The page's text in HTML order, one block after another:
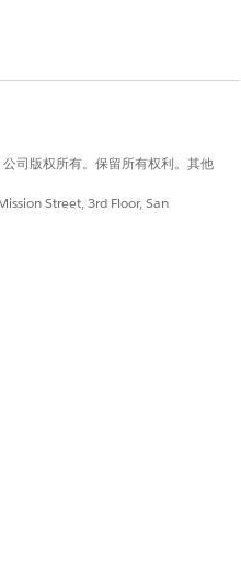
便我们进行改进！
否
司版权所有。保留所有权利。其他
Street, 3rd Floor, San